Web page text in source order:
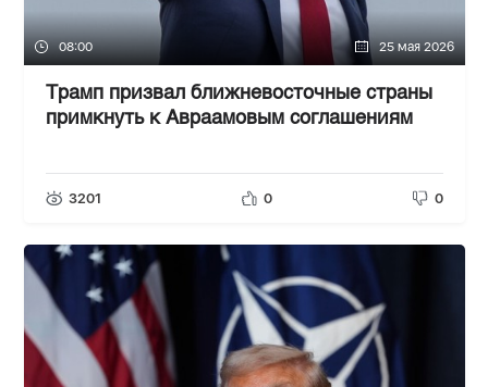
08:00 25 мая 2026
Трамп призвал ближневосточные страны
примкнуть к Авраамовым соглашениям
3201 0 0